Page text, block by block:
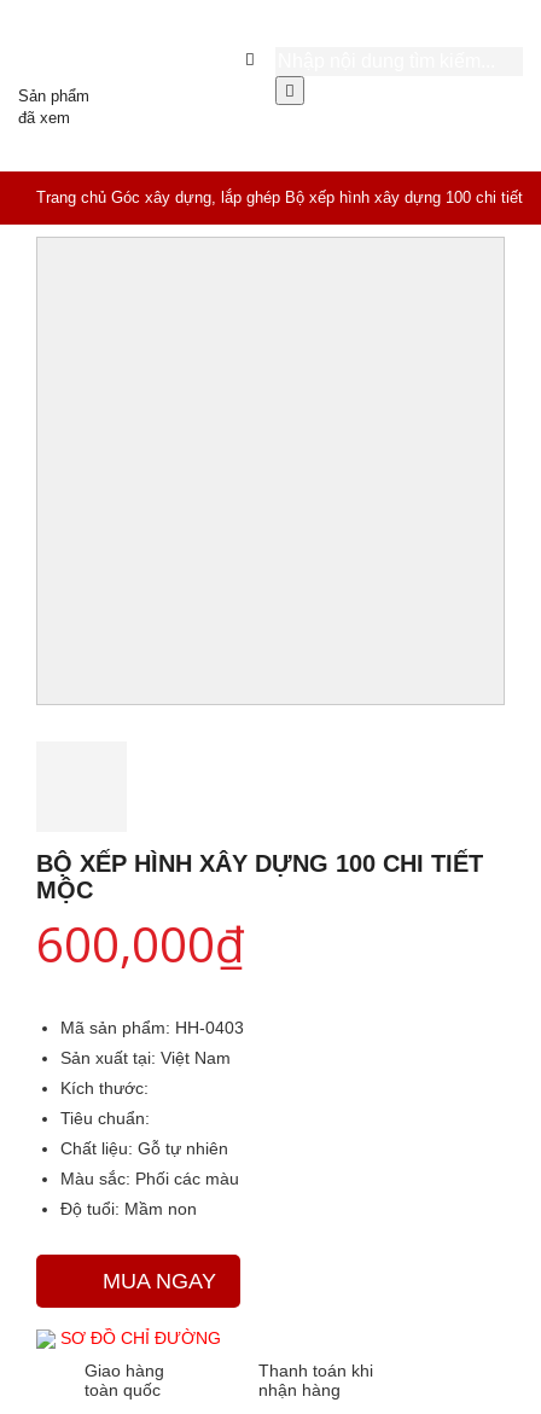
Sản phẩm
đã xem
Trang chủ Góc xây dựng, lắp ghép Bộ xếp hình xây dựng 100 chi tiết
BỘ XẾP HÌNH XÂY DỰNG 100 CHI TIẾT
MỘC
600,000₫
Mã sản phẩm: HH-0403
Sản xuất tại: Việt Nam
Kích thước:
Tiêu chuẩn:
Chất liệu: Gỗ tự nhiên
Màu sắc: Phối các màu
Độ tuổi: Mầm non
MUA NGAY
SƠ ĐỒ CHỈ ĐƯỜNG
Giao hàng
toàn quốc
Thanh toán khi
nhận hàng